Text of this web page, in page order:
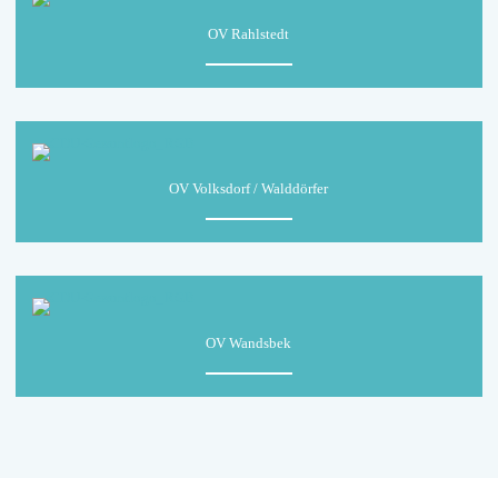
OV Rahlstedt
OV Volksdorf / Walddörfer
OV Wandsbek